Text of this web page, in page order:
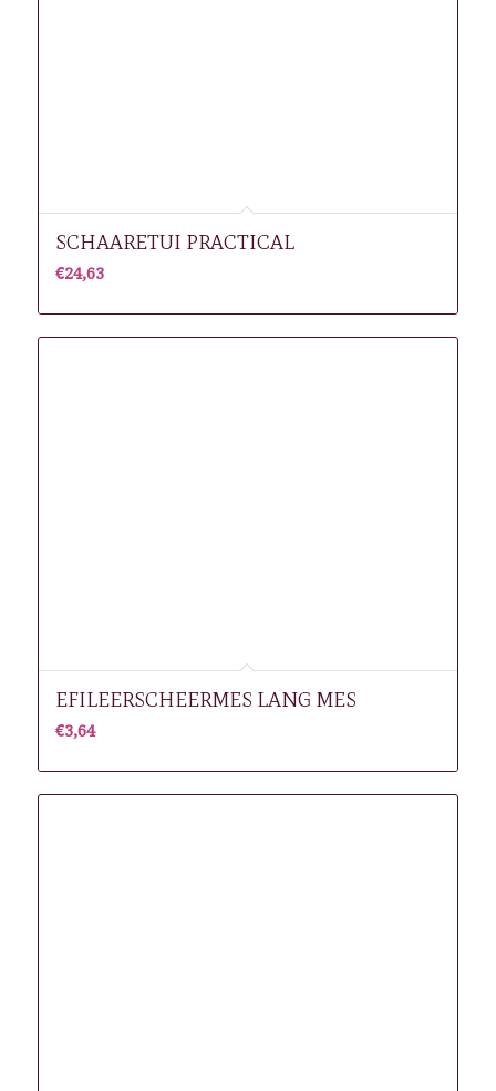
SCHAARETUI PRACTICAL
€24,63
EFILEERSCHEERMES LANG MES
€3,64